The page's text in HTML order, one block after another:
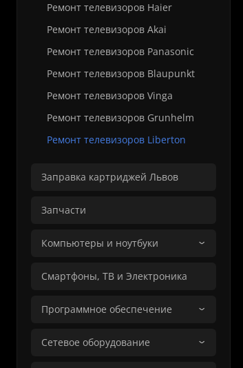
Ремонт телевизоров Haier
Ремонт телевизоров Akai
Ремонт телевизоров Panasonic
Ремонт телевизоров Blaupunkt
Ремонт телевизоров Vinga
Ремонт телевизоров Grunhelm
Ремонт телевизоров Liberton
Заправка картриджей Львов
Запчасти
Компьютеры и ноутбуки
Смартфоны, ТВ и Электроника
Программное обеспечение
Сетевое оборудование